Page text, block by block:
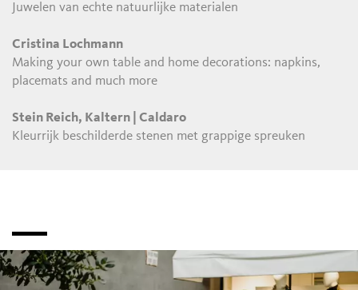
Juwelen van echte natuurlijke materialen
Cristina Lochmann
Making your own table and home decorations: napkins,
placemats and much more
Stein Reich, Kaltern | Caldaro
Kleurrijk beschilderde stenen met grappige spreuken